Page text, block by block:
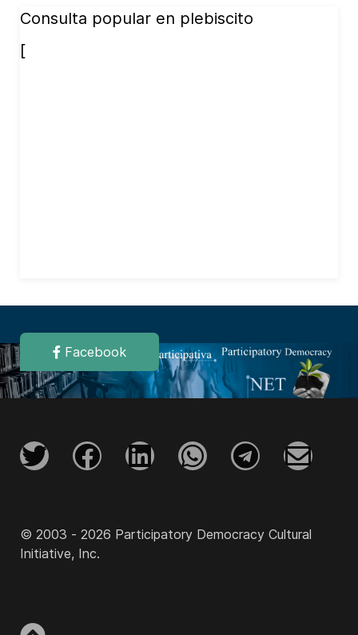
Consulta popular en plebiscito
[
Facebook
© 2003 - 2026 Participatory Democracy Cultural
Initiative, Inc.